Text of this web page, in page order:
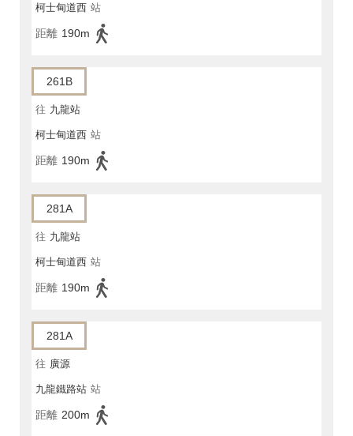
柯士甸道西 站
距離 190m
261B
往 九龍站
柯士甸道西 站
距離 190m
281A
往 九龍站
柯士甸道西 站
距離 190m
281A
往 廣源
九龍鐵路站 站
距離 200m